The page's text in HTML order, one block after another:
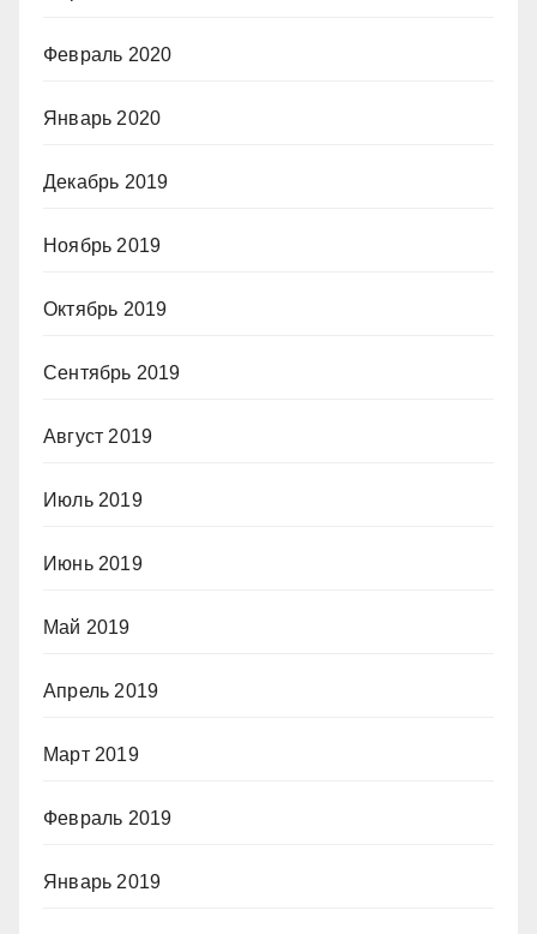
Февраль 2020
Январь 2020
Декабрь 2019
Ноябрь 2019
Октябрь 2019
Сентябрь 2019
Август 2019
Июль 2019
Июнь 2019
Май 2019
Апрель 2019
Март 2019
Февраль 2019
Январь 2019